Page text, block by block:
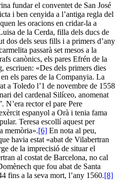
fundar el conventet de San José
i ben cenyida a l’antiga regla del
les oracions en cridar-la a
de la Cerda, filla dels ducs de
dos dels seus fills i a primers d’any
passarà set mesos a la
canònics, els pares Efrén de la
escriuen: «Des dels primers dies
els pares de la Companyia. La
a Toledo l’1 de novembre de 1558
del cardenal Silíceo, anomenat
N’era rector el pare Pere
espanyol a Orà i tenia fama
Teresa escollí aquest per
memòria».[6] En nota al peu,
havia estat «abat de Vilabertran
de la imprecisió de situar el
al costat de Barcelona, no cal
que fou abat de Santa
fins a la seva mort, l’any 1560.[8]